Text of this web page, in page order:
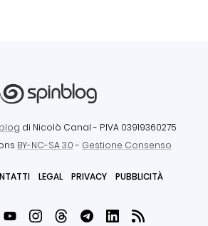
di Nicolò Canal - P.IVA 03919360275
BY-NC-SA 3.0- Gestione Consenso
LEGAL PRIVACY PUBBLICITÀ